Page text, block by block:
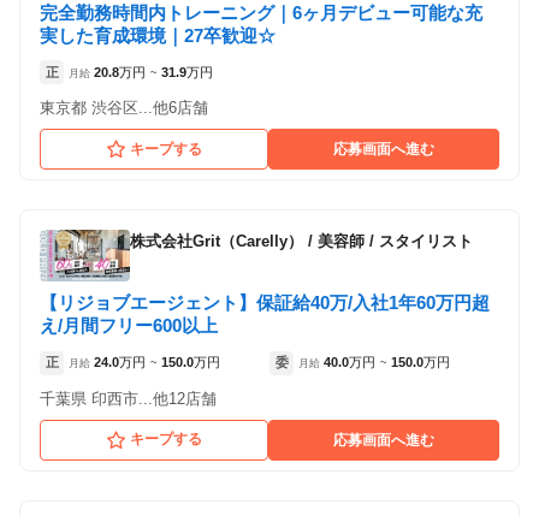
完全勤務時間内トレーニング｜6ヶ月デビュー可能な充
実した育成環境｜27卒歓迎☆
正 月給 20.8万円 ~ 31.9万円
東京都 渋谷区...他6店舗
キープする 応募画面へ進む
株式会社Grit（Carelly） / 美容師 / スタイリスト
【リジョブエージェント】保証給40万/入社1年60万円超
え/月間フリー600以上
正 月給 24.0万円 ~ 150.0万円 委 月給 40.0万円 ~ 150.0万円
千葉県 印西市...他12店舗
キープする 応募画面へ進む